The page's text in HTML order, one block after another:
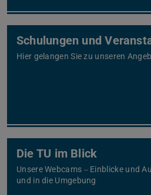
Schulungen und
Hier gelangen Sie zu unseren
Die TU im Blick
Unsere Webcams ‒ Einblicke und
und in die Umgebung